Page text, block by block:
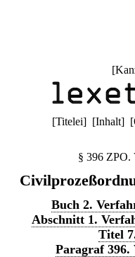
[
[Titelei] [Inhalt] [
§ 396 ZPO.
Buch 2.
Abschnitt 1.
Titel
Paragraf 396.